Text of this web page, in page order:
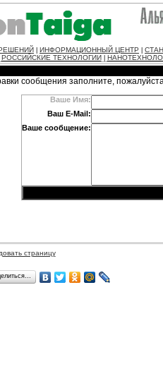
ИНФОРМАЦИОННЫЙ ЦЕНТР
РОССИЙСКИЕ ТЕХНОЛОГИИ
сообщения заполните,
Ваше Имя:
Ваш E-Mail:
Ваше сообщение:
страницу